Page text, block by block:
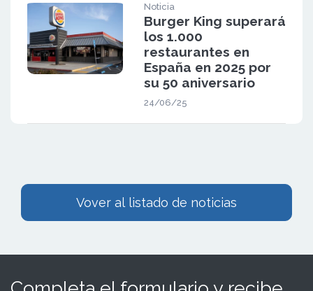
Noticia
Burger King superará
los 1.000
restaurantes en
España en 2025 por
su 50 aniversario
24/06/25
Vover al listado de noticias